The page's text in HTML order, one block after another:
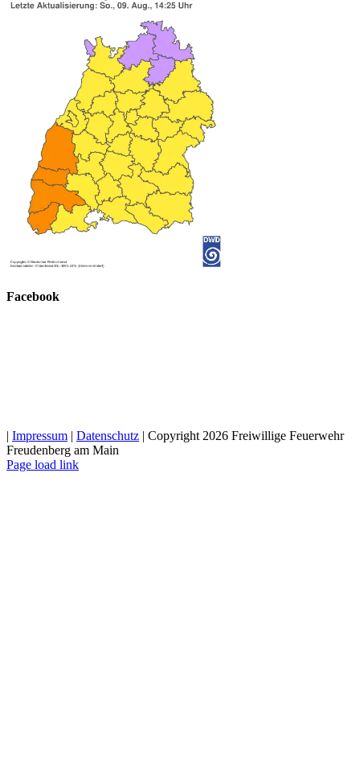
Facebook
| Impressum | Datenschutz | Copyright 2026 Freiwillige Feuerwehr
Freudenberg am Main
Facebook
Instagram
E-
Page load link